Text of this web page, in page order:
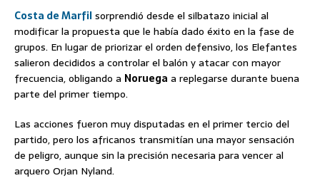
Costa de Marfilsorprendió desde el silbatazo inicial al
modificar la propuesta que le había dado éxito en la fase de
grupos. En lugar de priorizar el orden defensivo, los Elefantes
salieron decididos a controlar el balón y atacar con mayor
frecuencia, obligando a Noruega a replegarse durante buena
parte del primer tiempo.
Las acciones fueron muy disputadas en el primer tercio del
partido, pero los africanos transmitían una mayor sensación
de peligro, aunque sin la precisión necesaria para vencer al
arquero Orjan Nyland.